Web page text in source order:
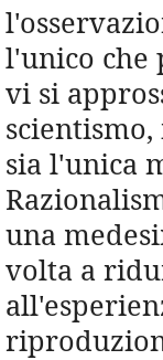
l'unico che
vi si
sia l'unica
una
volta a